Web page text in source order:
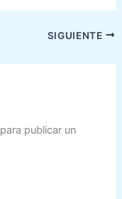
SIGUIENTE
para publicar un